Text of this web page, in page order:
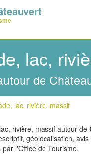
lac,
de
lac, rivière, massif
rivière, massif autour de
géolocalisation, avis
par l'Office de Tourisme.